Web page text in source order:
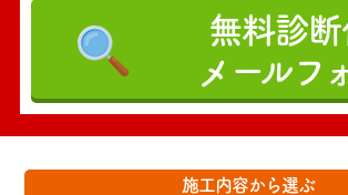
無料診
メールフ
施工内容から選ぶ